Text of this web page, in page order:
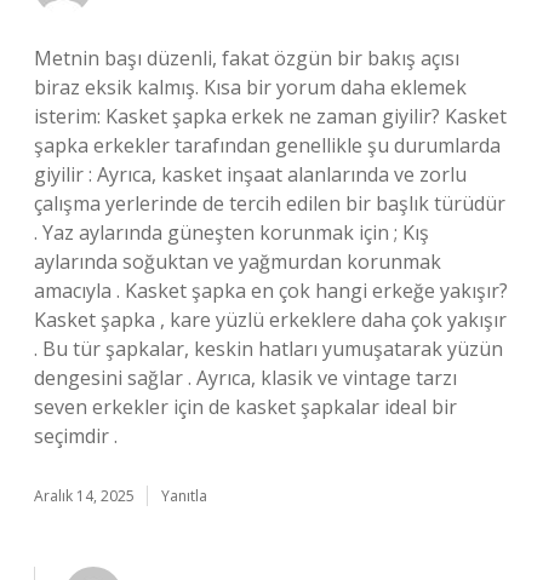
Metnin başı düzenli, fakat özgün bir bakış açısı
biraz eksik kalmış. Kısa bir yorum daha eklemek
isterim: Kasket şapka erkek ne zaman giyilir? Kasket
şapka erkekler tarafından genellikle şu durumlarda
giyilir : Ayrıca, kasket inşaat alanlarında ve zorlu
çalışma yerlerinde de tercih edilen bir başlık türüdür
. Yaz aylarında güneşten korunmak için ; Kış
aylarında soğuktan ve yağmurdan korunmak
amacıyla . Kasket şapka en çok hangi erkeğe yakışır?
Kasket şapka , kare yüzlü erkeklere daha çok yakışır
. Bu tür şapkalar, keskin hatları yumuşatarak yüzün
dengesini sağlar . Ayrıca, klasik ve vintage tarzı
seven erkekler için de kasket şapkalar ideal bir
seçimdir .
Aralık 14, 2025 Yanıtla